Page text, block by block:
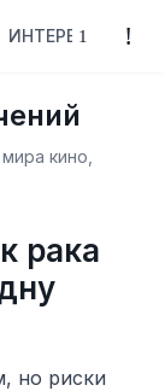
ИНТЕРЕСНОЕ
кино,
рака
но риски